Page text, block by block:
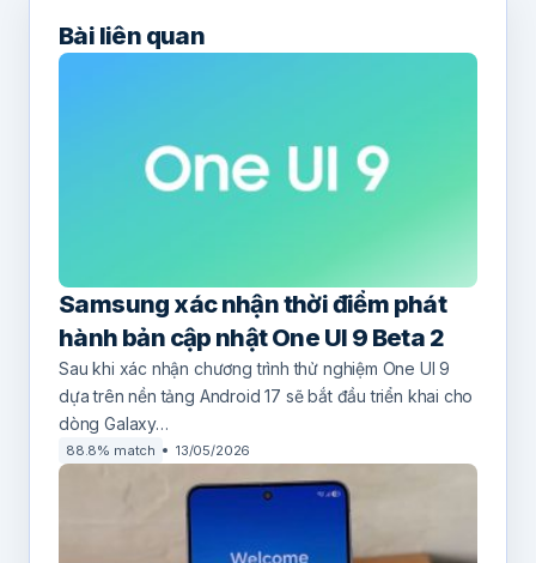
Bài liên quan
Samsung xác nhận thời điểm phát
hành bản cập nhật One UI 9 Beta 2
Sau khi xác nhận chương trình thử nghiệm One UI 9
dựa trên nền tảng Android 17 sẽ bắt đầu triển khai cho
dòng Galaxy…
88.8% match 13/05/2026